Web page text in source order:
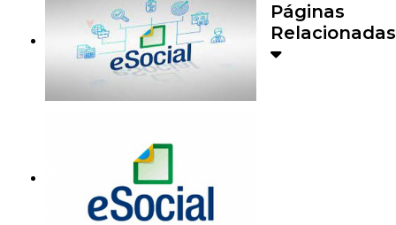
Páginas
Relacionadas